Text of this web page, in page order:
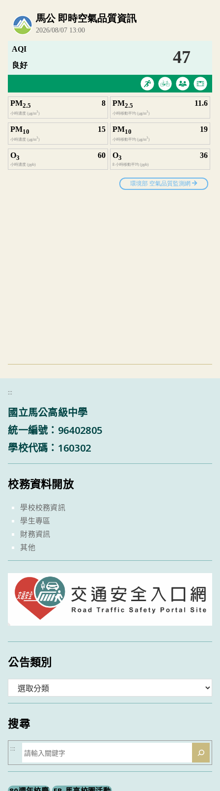
內嵌空氣品質小工具為視覺預覽，完整即時空
:::
國立馬公高級中學
統一編號：96402805
學校代碼：160302
校務資料開放
學校校務資訊
學生專區
財務資訊
其他
公告類別
類
搜尋
搜
尋
:::